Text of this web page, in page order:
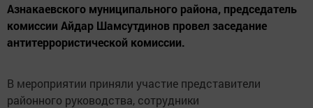
Азнакаевского муниципального района, председатель
комиссии Айдар Шамсутдинов провел заседание
антитеррористической комиссии.
В мероприятии приняли участие представители
районного руководства, сотрудники